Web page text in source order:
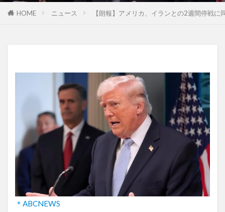
HOME ニュース 【朗報】アメリカ、イランとの2週間停戦
＊ABCNEWS